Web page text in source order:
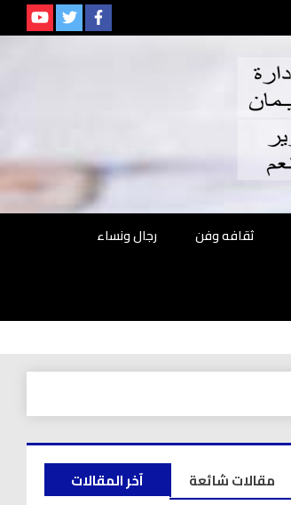
ثقافه وفن
رجال ونساء
آخر المقالات
مقالات شائعة